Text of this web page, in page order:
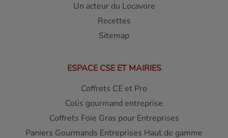
Un acteur du Locavore
Recettes
Sitemap
ESPACE CSE ET MAIRIES
Coffrets CE et Pro
Colis gourmand entreprise
Coffrets Foie Gras pour Entreprises
Paniers Gourmands Entreprises Haut de gamme